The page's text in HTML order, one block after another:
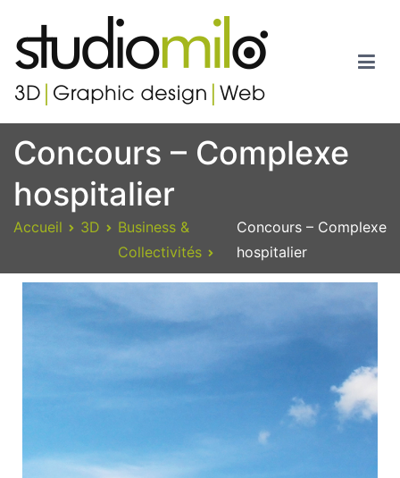
Studiomilo
Votre spécialiste en 3D, Images de synthèse, Graphic design et
Web
Concours – Complexe
hospitalier
Accueil 3D
Business &
Collectivités
Concours – Complexe
hospitalier